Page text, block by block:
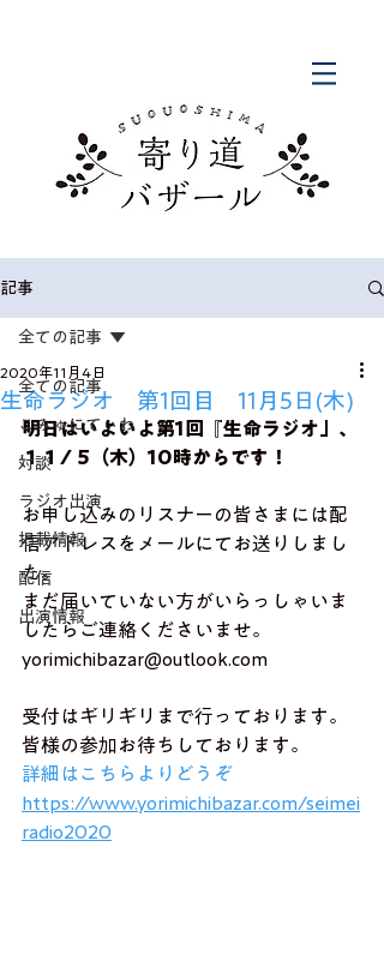
記事
全ての記事
こみゅにてぃわ
対談
ラジオ出演
掲載情報
配信
出演情報
全ての記事
生命ラジオ 第1回目 11月5日(木)
2020年11月4日
明日はいよいよ第1回『生命ラジオ」、
１１/ 5（木）10時からです！
お申し込みのリスナーの皆さまには配
信アドレスをメールにてお送りしまし
た。
まだ届いていない方がいらっしゃいま
したらご連絡くださいませ。
yorimichibazar@outlook.com
受付はギリギリまで行っております。
皆様の参加お待ちしております。
詳細はこちらよりどうぞ
https://www.yorimichibazar.com/seimei
radio2020